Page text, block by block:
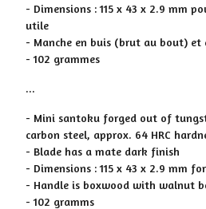
- Dimensions : 115 x 43 x 2.9 mm
utile
- Manche en buis (brut au bout) et
- 102 grammes
...
- Mini santoku forged out of
carbon steel, approx. 64 HRC
- Blade has a mate dark finish
- Dimensions : 115 x 43 x 2.9 mm
- Handle is boxwood with walnut
- 102 gramms